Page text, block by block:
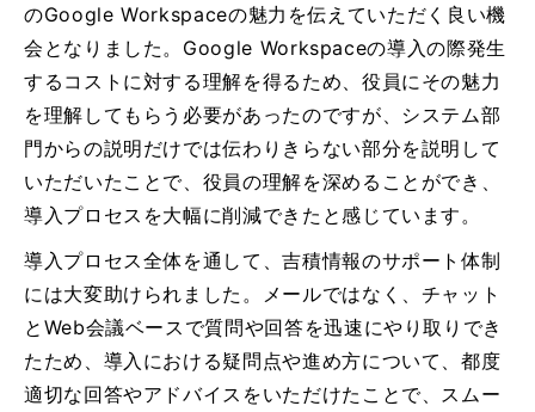
のGoogle Workspaceの魅力を伝えていただく良い機
会となりました。Google Workspaceの導入の際発生
するコストに対する理解を得るため、役員にその魅力
を理解してもらう必要があったのですが、システム部
門からの説明だけでは伝わりきらない部分を説明して
いただいたことで、役員の理解を深めることができ、
導入プロセスを大幅に削減できたと感じています。
導入プロセス全体を通して、吉積情報のサポート体制
には大変助けられました。メールではなく、チャット
とWeb会議ベースで質問や回答を迅速にやり取りでき
たため、導入における疑問点や進め方について、都度
適切な回答やアドバイスをいただけたことで、スムー